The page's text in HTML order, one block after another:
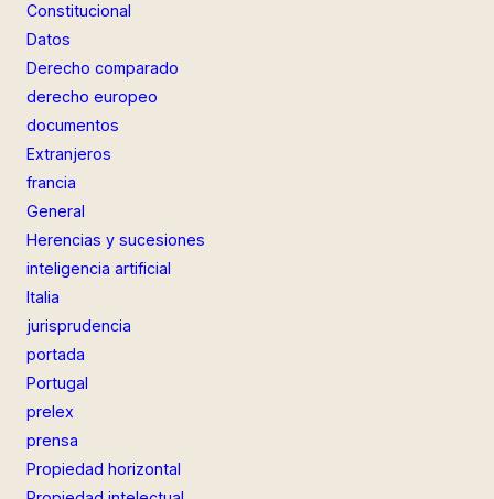
Constitucional
Datos
Derecho comparado
derecho europeo
documentos
Extranjeros
francia
General
Herencias y sucesiones
inteligencia artificial
Italia
jurisprudencia
portada
Portugal
prelex
prensa
Propiedad horizontal